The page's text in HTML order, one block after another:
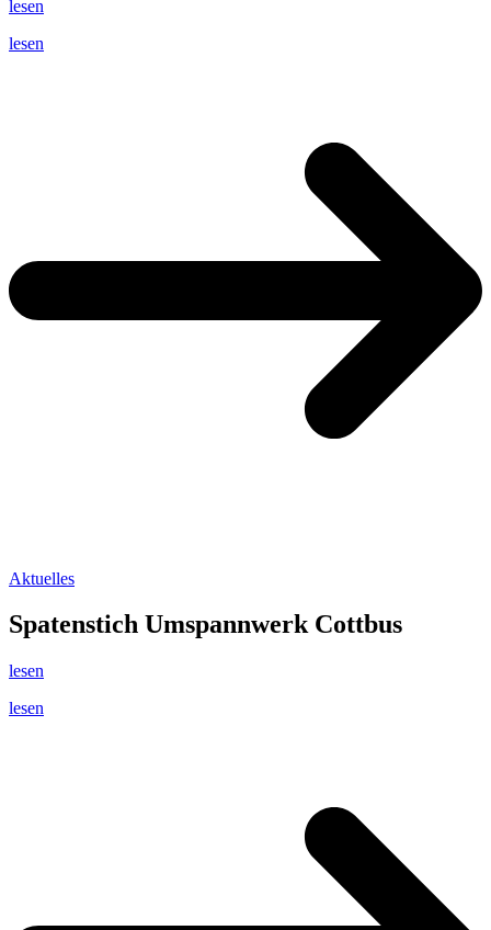
lesen
lesen
Aktuelles
Spatenstich Umspannwerk Cottbus
lesen
lesen